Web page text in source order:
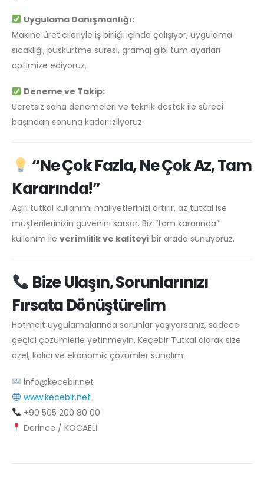
Uygulama Danışmanlığı:
Makine üreticileriyle iş birliği içinde çalışıyor, uygulama
sıcaklığı, püskürtme süresi, gramaj gibi tüm ayarları
optimize ediyoruz.
Deneme ve Takip:
Ücretsiz saha denemeleri ve teknik destek ile süreci
başından sonuna kadar izliyoruz.
“Ne Çok Fazla, Ne Çok Az, Tam
Kararında!”
Aşırı tutkal kullanımı maliyetlerinizi artırır, az tutkal ise
müşterilerinizin güvenini sarsar. Biz “tam kararında”
kullanım ile verimlilik ve kaliteyi bir arada sunuyoruz.
Bize Ulaşın, Sorunlarınızı
Fırsata Dönüştürelim
Hotmelt uygulamalarında sorunlar yaşıyorsanız, sadece
geçici çözümlerle yetinmeyin. Keçebir Tutkal olarak size
özel, kalıcı ve ekonomik çözümler sunalım.
info@kecebir.net
www.kecebir.net
+90 505 200 80 00
Derince / KOCAELİ